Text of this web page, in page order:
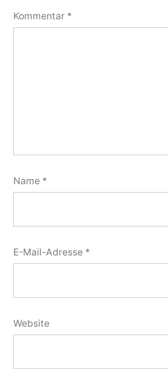
Kommentar *
Name *
E-Mail-Adresse *
Website